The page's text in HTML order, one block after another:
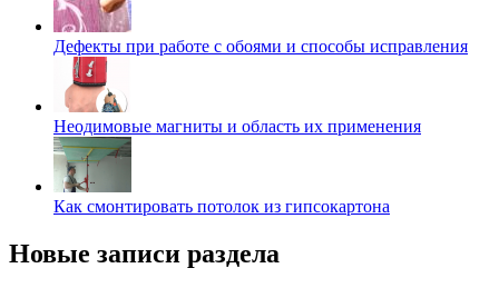
Дефекты при работе с обоями и способы исправления
Неодимовые магниты и область их применения
Как смонтировать потолок из гипсокартона
Новые записи раздела